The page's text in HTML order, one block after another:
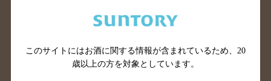
広島県のバー検索
岡山県のバー検索
島根県のバー検索
徳島県のバー検索
このサイトにはお酒に関する情報が含まれているため、 20
歳以上の方を対象としています。